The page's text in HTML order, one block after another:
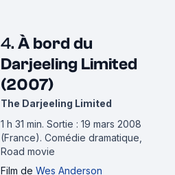
4. À bord du
Darjeeling Limited
(2007)
The Darjeeling Limited
1 h 31 min. Sortie : 19 mars 2008
(France). Comédie dramatique,
Road movie
Film de Wes Anderson